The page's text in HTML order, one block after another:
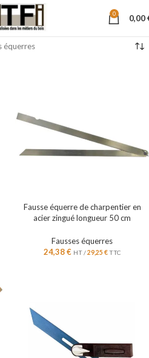
0 0,00
équerres
Fausse équerre de charpentier en
acier zingué longueur 50 cm
Fausses équerres
24,38€ HT /29,25 €TTC